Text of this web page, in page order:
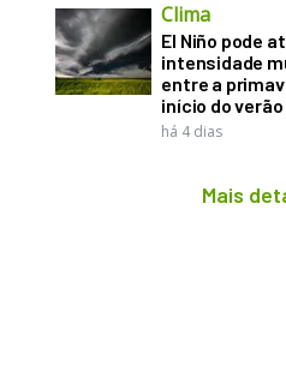
Clima
El Niño pode
intensidade
entre a
início do verão
há 4 dias
Mais